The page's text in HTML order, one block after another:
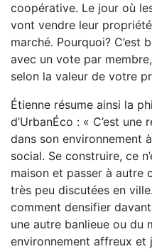
coopérative. Le jour où
vont vendre leur
marché. Pourquoi? C’est
avec un vote par
selon la valeur de votre
Étienne résume ainsi la
d’UrbanÉco : « C’est une
dans son environnement
social. Se construire, ce
maison et passer à autre
très peu discutées en
comment densifier
une autre banlieue ou du
environnement affreux et